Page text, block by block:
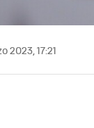
2023, 17:21